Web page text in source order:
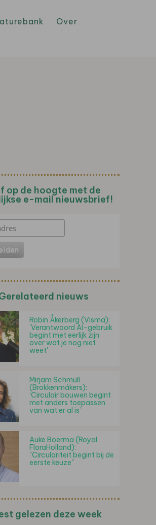
Over
op de hoogte met de
e-mail nieuwsbrief!
nieuws
Robin Åkerberg (Visma):
'Verantwoord AI-gebruik
begint met eerlijk zijn
over wat je nog niet
weet'
Mirjam Schmüll
(Brokkenmákers):
‘Circulair bouwen begint
met anders toepassen
van wat er al is’
Auke Boerma (Royal
FloraHolland):
"Circulariteit begint bij de
eerste keuze"
gelezen deze week